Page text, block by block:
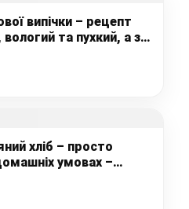
випічки – рецепт
вологий та пухкий, а з
хліб – просто
умовах –
свіжість і
рецепт